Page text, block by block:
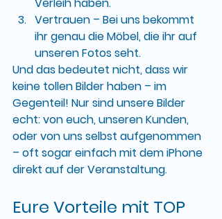
Vertrauen – Bei uns bekommt
ihr genau die Möbel, die ihr auf
unseren Fotos seht.
Und das bedeutet nicht, dass wir
keine tollen Bilder haben – im
Gegenteil! Nur sind unsere Bilder
echt: von euch, unseren Kunden,
oder von uns selbst aufgenommen
– oft sogar einfach mit dem iPhone
direkt auf der Veranstaltung.
Eure Vorteile mit TOP